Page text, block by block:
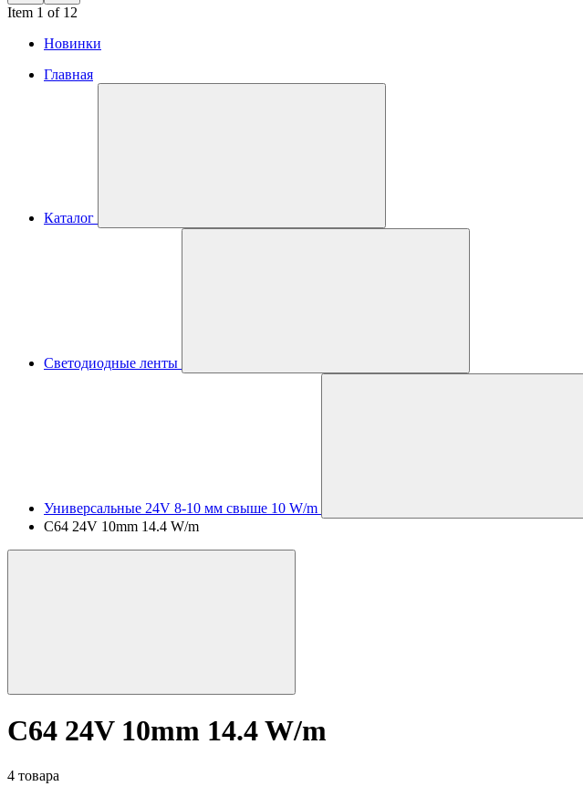
Item 1 of 12
Новинки
Главная
Каталог
Светодиодные ленты
Универсальные 24V 8-10 мм свыше 10 W/m
C64 24V 10mm 14.4 W/m
C64 24V 10mm 14.4 W/m
4 товара